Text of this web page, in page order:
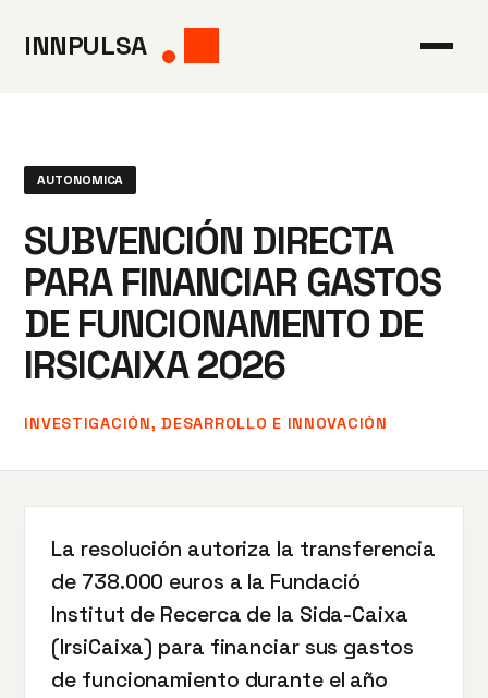
INNPULSA
AUTONOMICA
SUBVENCIÓN DIRECTA
PARA FINANCIAR GASTOS
DE FUNCIONAMENTO DE
IRSICAIXA 2026
INVESTIGACIÓN, DESARROLLO E INNOVACIÓN
La resolución autoriza la transferencia
de 738.000 euros a la Fundació
Institut de Recerca de la Sida-Caixa
(IrsiCaixa) para financiar sus gastos
de funcionamiento durante el año